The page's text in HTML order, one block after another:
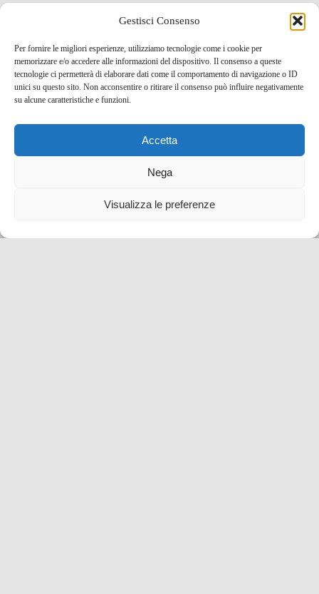
Gestisci Consenso
Per fornire le migliori esperienze, utilizziamo tecnologie come i cookie per
memorizzare e/o accedere alle informazioni del dispositivo. Il consenso a queste
tecnologie ci permetterà di elaborare dati come il comportamento di navigazione o ID
unici su questo sito. Non acconsentire o ritirare il consenso può influire negativamente
su alcune caratteristiche e funzioni.
Accetta
Nega
Visualizza le preferenze
Vacanze low cost a Fuerteventura con Deal Rapido!
21 Lug , 2015 -Codici SCONTO e Coupon Low
Cost